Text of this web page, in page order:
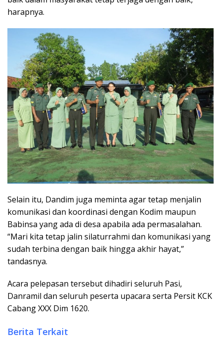
harapnya.
Selain itu, Dandim juga meminta agar tetap menjalin
komunikasi dan koordinasi dengan Kodim maupun
Babinsa yang ada di desa apabila ada permasalahan.
“Mari kita tetap jalin silaturrahmi dan komunikasi yang
sudah terbina dengan baik hingga akhir hayat,”
tandasnya.
Acara pelepasan tersebut dihadiri seluruh Pasi,
Danramil dan seluruh peserta upacara serta Persit KCK
Cabang XXX Dim 1620.
Berita Terkait